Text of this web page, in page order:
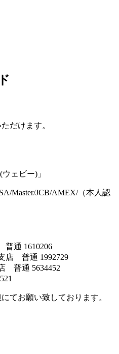
だけます。
ェビー)」
Master/JCB/AMEX/（本人認
通 1610206
店 普通 1992729
普通 5634452
てお願い致しております。